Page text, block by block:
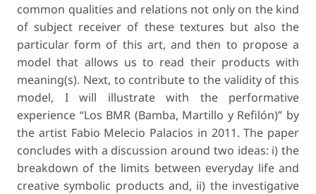
common qualities and relations not only on the kind
of subject receiver of these textures but also the
particular form of this art, and then to propose a
model that allows us to read their products with
meaning(s). Next, to contribute to the validity of this
model, I will illustrate with the performative
experience “Los BMR (Bamba, Martillo y Refilón)” by
the artist Fabio Melecio Palacios in 2011. The paper
concludes with a discussion around two ideas: i) the
breakdown of the limits between everyday life and
creative symbolic products and, ii) the investigative